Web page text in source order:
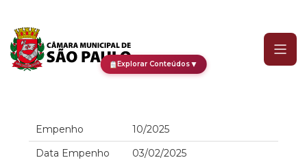
Explorar Conteúdos▼
Empenho
10/2025
Data Empenho
03/02/2025